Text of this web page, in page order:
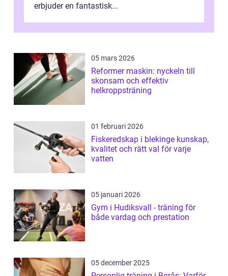
erbjuder en fantastisk...
05 mars 2026
Reformer maskin: nyckeln till
skonsam och effektiv
helkroppsträning
01 februari 2026
Fiskeredskap i blekinge kunskap,
kvalitet och rätt val för varje
vatten
05 januari 2026
Gym i Hudiksvall - träning för
både vardag och prestation
05 december 2025